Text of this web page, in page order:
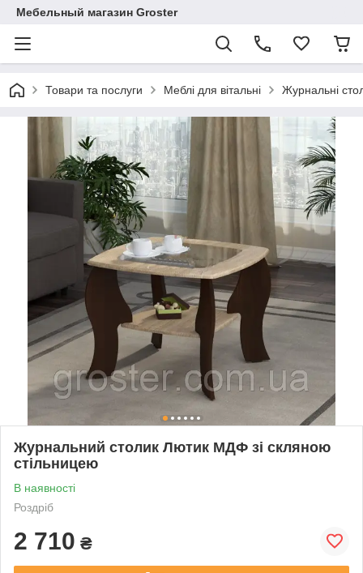
Мебельный магазин Groster
Товари та послуги Меблі для вітальні Журнальні
Журнальний столик Лютик МДФ зі скляною
стільницею
В наявності
Роздріб
2 710 ₴